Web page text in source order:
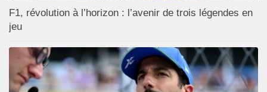
F1, révolution à l’horizon : l’avenir de trois légendes en
jeu